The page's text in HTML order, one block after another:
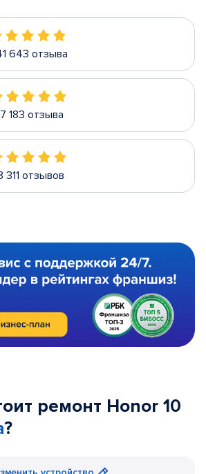
643 отзыва
183 отзыва
311 отзывов
ремонт Honor 10
?